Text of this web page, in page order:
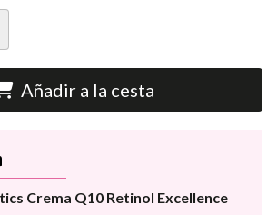
Añadir a la cesta
Crema Q10 Retinol Excellence